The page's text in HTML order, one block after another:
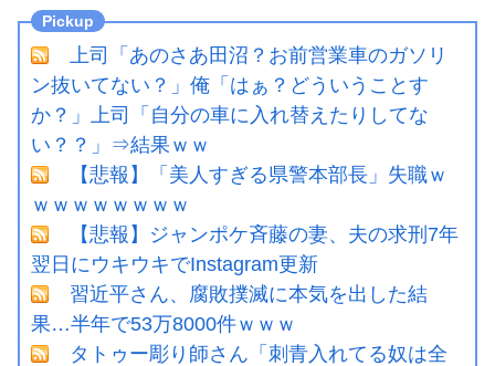
上司「あのさあ田沼？お前営業車のガソリ
ン抜いてない？」俺「はぁ？どういうことす
か？」上司「自分の車に入れ替えたりしてな
い？？」⇒結果ｗｗ
【悲報】「美人すぎる県警本部長」失職ｗ
ｗｗｗｗｗｗｗｗ
【悲報】ジャンポケ斉藤の妻、夫の求刑7年
翌日にウキウキでInstagram更新
習近平さん、腐敗撲滅に本気を出した結
果…半年で53万8000件ｗｗｗ
タトゥー彫り師さん「刺青入れてる奴は全